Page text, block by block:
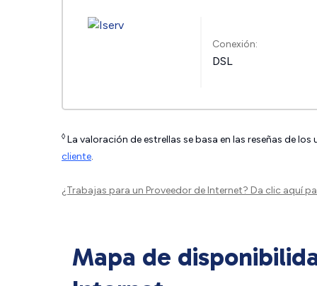
Conexión:
DSL
◊ La valoración de estrellas se basa en las reseñas de los
cliente.
¿Trabajas para un Proveedor de Internet? Da clic aquí
Mapa de